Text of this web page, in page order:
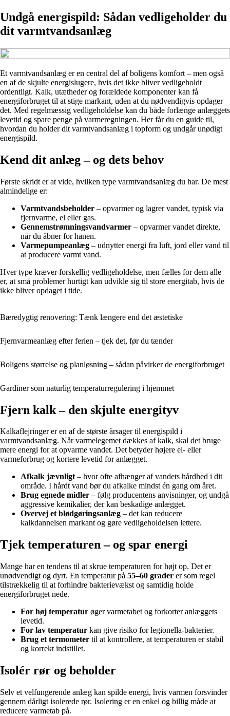
Undgå energispild: Sådan vedligeholder du
dit varmtvandsanlæg
Et varmtvandsanlæg er en central del af boligens komfort – men også
en af de skjulte energislugere, hvis det ikke bliver vedligeholdt
ordentligt. Kalk, utætheder og forældede komponenter kan få
energiforbruget til at stige markant, uden at du nødvendigvis opdager
det. Med regelmæssig vedligeholdelse kan du både forlænge anlæggets
levetid og spare penge på varmeregningen. Her får du en guide til,
hvordan du holder dit varmtvandsanlæg i topform og undgår unødigt
energispild.
Kend dit anlæg – og dets behov
Første skridt er at vide, hvilken type varmtvandsanlæg du har. De mest
almindelige er:
Varmtvandsbeholder – opvarmer og lagrer vandet, typisk via
fjernvarme, el eller gas.
Gennemstrømningsvandvarmer – opvarmer vandet direkte,
når du åbner for hanen.
Varmepumpeanlæg – udnytter energi fra luft, jord eller vand til
at producere varmt vand.
Hver type kræver forskellig vedligeholdelse, men fælles for dem alle
er, at små problemer hurtigt kan udvikle sig til store energitab, hvis de
ikke bliver opdaget i tide.
Bæredygtig renovering: Tænk længere end det æstetiske
Fjernvarmeanlæg efter ferien – tjek det, før du tænder
Boligens størrelse og planløsning – sådan påvirker de energiforbruget
Gardiner som naturlig temperaturregulering i hjemmet
Fjern kalk – den skjulte energityv
Kalkaflejringer er en af de største årsager til energispild i
varmtvandsanlæg. Når varmelegemet dækkes af kalk, skal det bruge
mere energi for at opvarme vandet. Det betyder højere el- eller
varmeforbrug og kortere levetid for anlægget.
Afkalk jævnligt– hvor ofte afhænger af vandets hårdhed i dit
område. I hårdt vand bør du afkalke mindst én gang om året.
Brug egnede midler – følg producentens anvisninger, og undgå
aggressive kemikalier, der kan beskadige anlægget.
Overvej et blødgøringsanlæg – det kan reducere
kalkdannelsen markant og gøre vedligeholdelsen lettere.
Tjek temperaturen – og spar energi
Mange har en tendens til at skrue temperaturen for højt op. Det er
unødvendigt og dyrt. En temperatur på 55–60 grader er som regel
tilstrækkelig til at forhindre bakterievækst og samtidig holde
energiforbruget nede.
For høj temperatur øger varmetabet og forkorter anlæggets
levetid.
For lav temperatur kan give risiko for legionella-bakterier.
Brug et termometer til at kontrollere, at temperaturen er stabil
og korrekt indstillet.
Isolér rør og beholder
Selv et velfungerende anlæg kan spilde energi, hvis varmen forsvinder
gennem dårligt isolerede rør. Isolering er en enkel og billig måde at
reducere varmetab på.